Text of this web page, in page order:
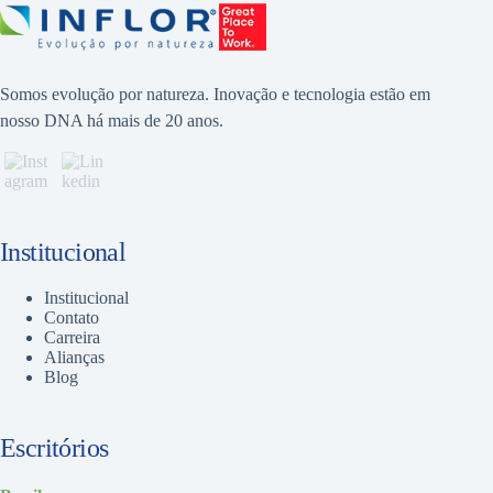
Somos evolução por natureza. Inovação e tecnologia estão em
nosso DNA há mais de 20 anos.
Institucional
Institucional
Contato
Carreira
Alianças
Blog
Escritórios